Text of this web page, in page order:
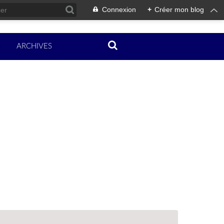
Connexion + Créer mon blog
ARCHIVES